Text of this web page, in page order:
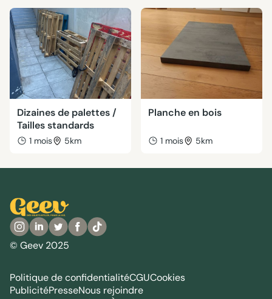
Dizaines de palettes /
Tailles standards
1 mois 5km
Planche en bois
1 mois 5km
© Geev 2025
Politique de confidentialitéCGUCookies
PublicitéPresseNous rejoindre